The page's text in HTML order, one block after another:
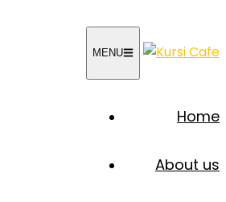
MENU
Home
About us